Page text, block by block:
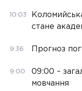
10:03
стане
9:36 Прогноз
9:00
09:00 –
мовчання